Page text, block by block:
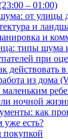
– 01:00)
от улицы
и
и
типы шума
при
действовать
из дома
ночной
как
уже есть?
покупкой